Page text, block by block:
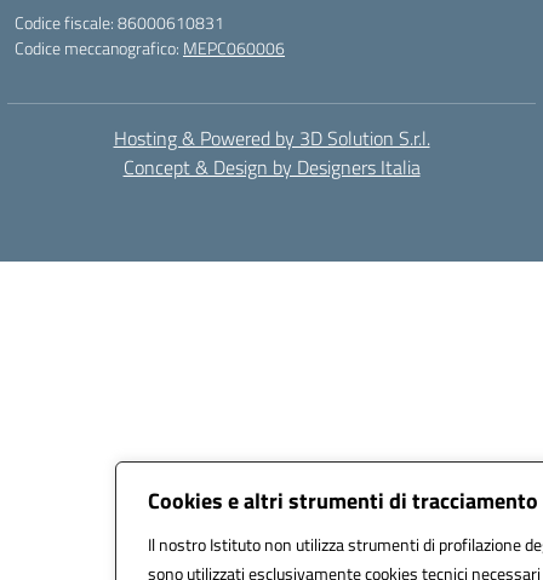
Cookies e altri strumenti di tracciamento
Il nostro Istituto non utilizza strumenti di profilazione
sono utilizzati esclusivamente cookies tecnici
Codice fiscale: 86000610831
Codice meccanografico: MEPC060006
Hosting & Powered by 3D Solution S.r.l.
Concept & Design by Designers Italia